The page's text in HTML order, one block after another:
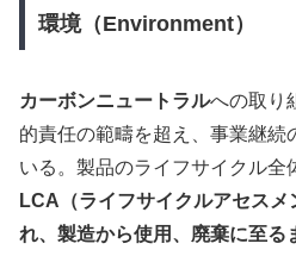
環境（Environment）
カーボンニュートラルへの取り
的責任の範疇を超え、事業継続
いる。製品のライフサイクル全
LCA（ライフサイクルアセスメ
れ、製造から使用、廃棄に至る